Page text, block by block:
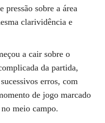
pressão sobre a área
clarividência e
a cair sobre o
da partida,
erros, com
de jogo marcado
meio campo.